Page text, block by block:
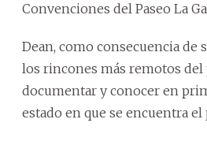
Convenciones del Paseo La
Dean, como consecuencia de
los rincones más remotos del
documentar y conocer en
estado en que se encuentra el